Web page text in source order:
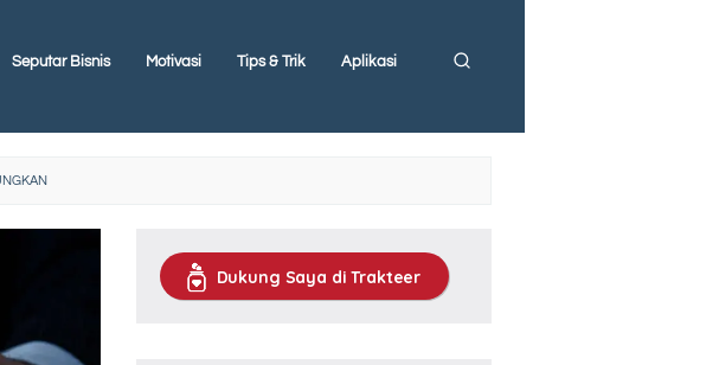
Seputar Bisnis Motivasi Tips & Trik Aplikasi
Dukung Saya di Trakteer